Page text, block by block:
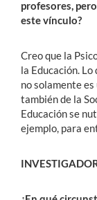
profesores,
este vínculo?
Creo que la
la Educación.
no solamente
también de la
Educación se
ejemplo, para